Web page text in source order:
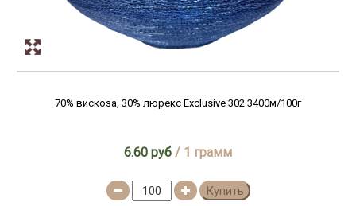
70% вискоза, 30% люрекс Exclusive 302 3400м/100г
6.60 руб / 1 грамм
Купить